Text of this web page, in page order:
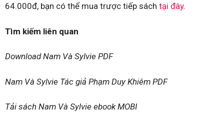
64.000đ, bạn có thể mua trược tiếp sách tại đây.
Tìm kiếm liên quan
Download Nam Và Sylvie PDF
Nam Và Sylvie Tác giả Phạm Duy Khiêm PDF
Tải sách Nam Và Sylvie ebook MOBI